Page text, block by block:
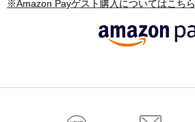
※Amazon Payゲスト購入についてはこちら